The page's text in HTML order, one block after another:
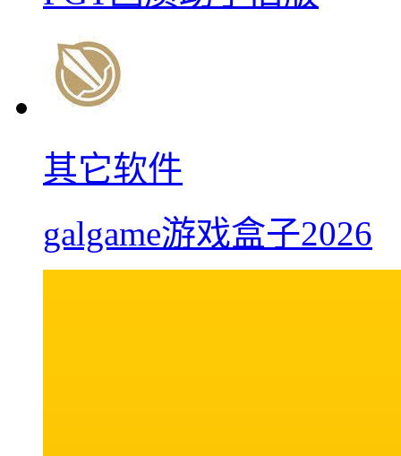
其它软件
galgame游戏盒子2026